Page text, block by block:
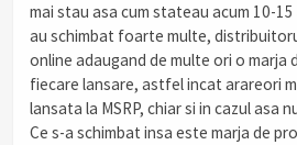
mai stau asa cum stateau acum 10-
au schimbat foarte multe,
online adaugand de multe ori o
fiecare lansare, astfel incat arareori
lansata la MSRP, chiar si in cazul asa
Ce s-a schimbat insa este marja de